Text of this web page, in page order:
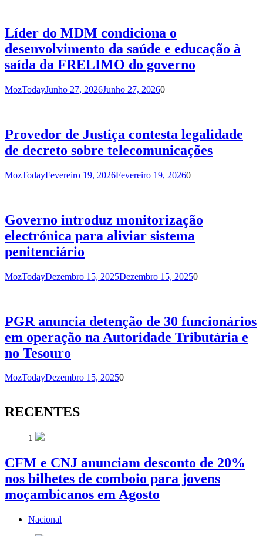
Líder do MDM condiciona o
desenvolvimento da saúde e educação à
saída da FRELIMO do governo
MozTodayJunho 27, 2026Junho 27, 20260
Provedor de Justiça contesta legalidade
de decreto sobre telecomunicações
MozTodayFevereiro 19, 2026Fevereiro 19, 20260
Governo introduz monitorização
electrónica para aliviar sistema
penitenciário
MozTodayDezembro 15, 2025Dezembro 15, 20250
PGR anuncia detenção de 30 funcionários
em operação na Autoridade Tributária e
no Tesouro
MozTodayDezembro 15, 20250
RECENTES
1
CFM e CNJ anunciam desconto de 20%
nos bilhetes de comboio para jovens
moçambicanos em Agosto
Nacional